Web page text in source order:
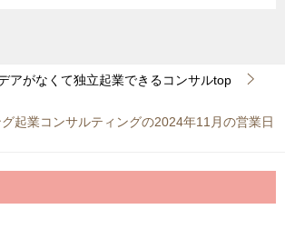
アがなくて独立起業できるコンサルtop
起業コンサルティングの2024年11月の営業日